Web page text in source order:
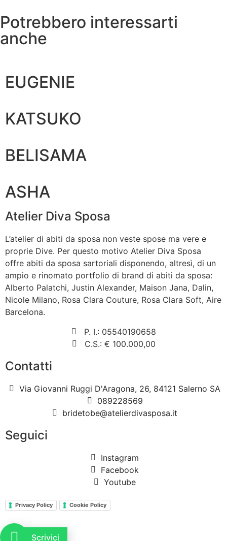
Potrebbero interessarti
anche
EUGENIE
KATSUKO
BELISAMA
ASHA
Atelier Diva Sposa
L’atelier di abiti da sposa non veste spose ma vere e
proprie Dive. Per questo motivo Atelier Diva Sposa
offre abiti da sposa sartoriali disponendo, altresì, di un
ampio e rinomato portfolio di brand di abiti da sposa:
Alberto Palatchi, Justin Alexander, Maison Jana, Dalin,
Nicole Milano, Rosa Clara Couture, Rosa Clara Soft, Aire
Barcelona.
P. I.: 05540190658
C.S.: € 100.000,00
Contatti
Via Giovanni Ruggi D'Aragona, 26, 84121 Salerno SA
089228569
bridetobe@atelierdivasposa.it
Seguici
Instagram
Facebook
Youtube
Privacy Policy Cookie Policy
Scrivici